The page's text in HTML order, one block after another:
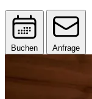
Buchen Anfrage